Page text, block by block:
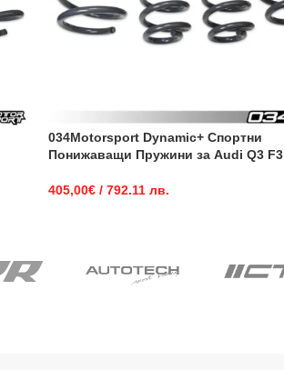
034Motorsport Dynamic+ Спортни
Понижаващи Пружини за Audi Q3 F3
405,00€ / 792.11 лв.